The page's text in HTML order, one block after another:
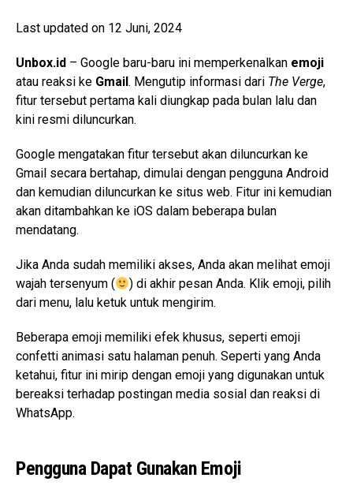
Last updated on 12 Juni, 2024
Unbox.id – Google baru-baru ini memperkenalkan emoji
atau reaksi ke Gmail. Mengutip informasi dari The Verge,
fitur tersebut pertama kali diungkap pada bulan lalu dan
kini resmi diluncurkan.
Google mengatakan fitur tersebut akan diluncurkan ke
Gmail secara bertahap, dimulai dengan pengguna Android
dan kemudian diluncurkan ke situs web. Fitur ini kemudian
akan ditambahkan ke iOS dalam beberapa bulan
mendatang.
Jika Anda sudah memiliki akses, Anda akan melihat emoji
wajah tersenyum (
) di akhir pesan Anda. Klik emoji, pilih
dari menu, lalu ketuk untuk mengirim.
Beberapa emoji memiliki efek khusus, seperti emoji
confetti animasi satu halaman penuh. Seperti yang Anda
ketahui, fitur ini mirip dengan emoji yang digunakan untuk
bereaksi terhadap postingan media sosial dan reaksi di
WhatsApp.
Pengguna Dapat Gunakan Emoji